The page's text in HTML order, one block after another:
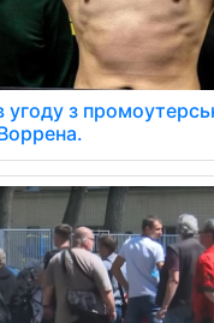
угоду з